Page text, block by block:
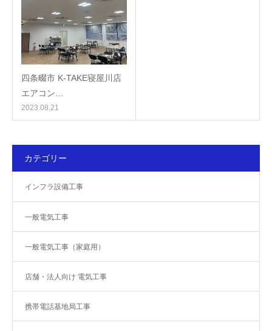
四条畷市 K-TAKE寝屋川店
エアコン…
2023.08.21
カテゴリー
インフラ設備工事
一般電気工事
一般電気工事（家庭用）
店舗・法人向け 電気工事
携帯電話基地局工事